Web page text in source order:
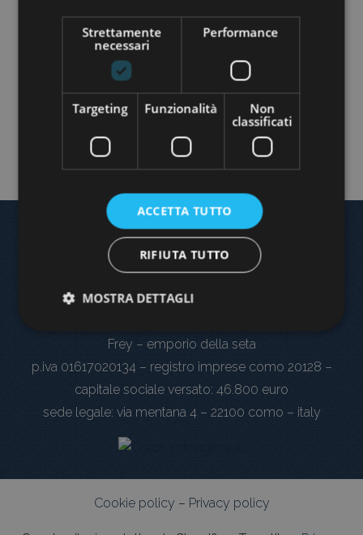
Bandeau I Colori Di Pollock
prezzo
originale
era:
75,00 €.
50,00€
prezzo
attuale
50,00 €.
Leggi tutto
piazza garibaldi 5 – 22060 cantù – tel: 031927538
Frey – emporio della seta
p.iva 01617020134 – registro imprese como 20128 –
capitale sociale versato: 46.800 euro
sede legale: via mentana 4 – 22100 como – italy
Cookie policy – Privacy policy
Strettamente
necessari
Performance
Targeting Funzionalità
Non
classificati
ACCETTA TUTTO
RIFIUTA TUTTO
MOSTRA DETTAGLI